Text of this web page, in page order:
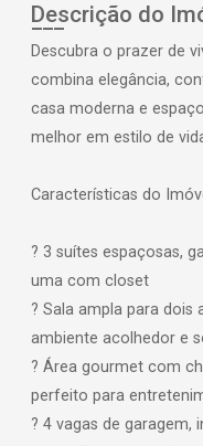
Descrição do
Descubra o prazer de
combina elegância,
casa moderna e
melhor em estilo de
Características do
? 3 suítes espaçosas,
uma com closet
? Sala ampla para
ambiente acolhedor e
? Área gourmet com
perfeito para
? 4 vagas de garagem,